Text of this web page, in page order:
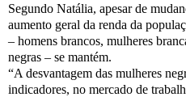
Segundo Natália, apesar de
aumento geral da renda da
– homens brancos, mulheres
negras – se mantém.
“A desvantagem das mulheres
indicadores, no mercado de